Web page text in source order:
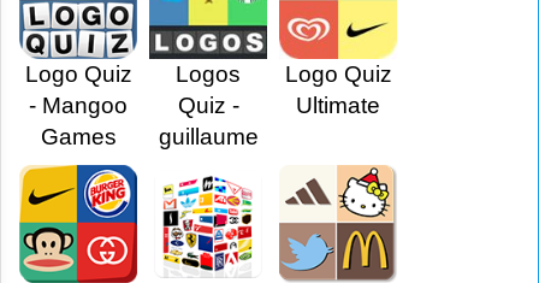
Logo Quiz
- Mangoo
Games
Logos
Quiz -
guillaume
Logo Quiz
Ultimate